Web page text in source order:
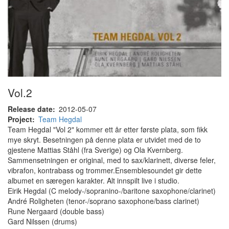
Vol.2
Release date 2012-05-07
Project Team Hegdal
Team Hegdal "Vol 2" kommer ett år etter første plata, som fikk
mye skryt. Besetningen på denne plata er utvidet med de to
gjestene Mattias Ståhl (fra Sverige) og Ola Kvernberg.
Sammensetningen er original, med to sax/klarinett, diverse feler,
vibrafon, kontrabass og trommer.Ensemblesoundet gir dette
albumet en særegen karakter. Alt innspilt live i studio.
Eirik Hegdal (C melody-/sopranino-/baritone saxophone/clarinet)
André Roligheten (tenor-/soprano saxophone/bass clarinet)
Rune Nergaard (double bass)
Gard Nilssen (drums)